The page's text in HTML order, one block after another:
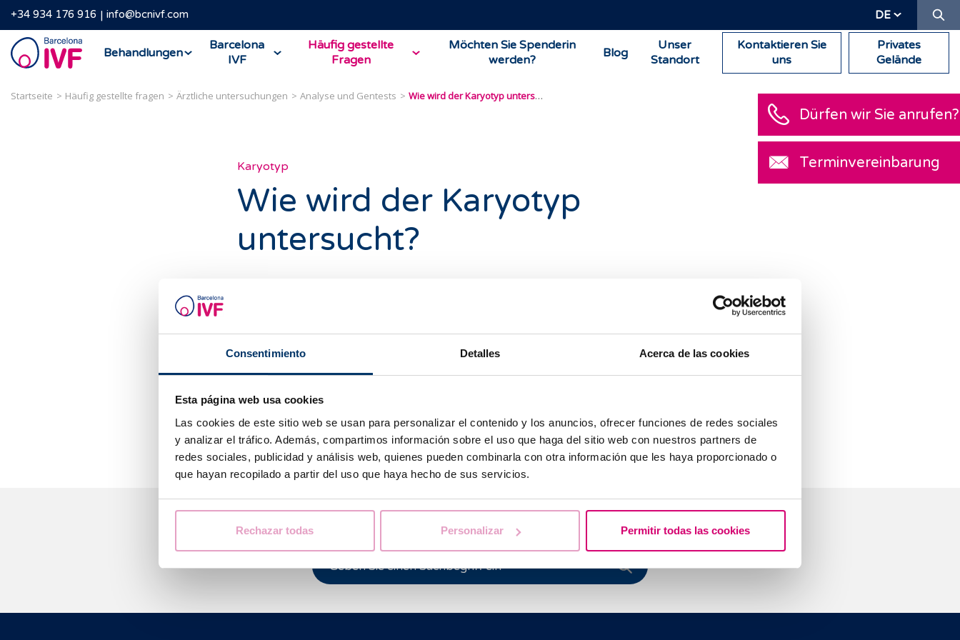
Consentimiento Detalles Acerca de las cookies
Esta página web usa cookies
Las cookies de este sitio web se usan para personalizar el contenido y los anuncios, ofrecer funciones de redes sociales
y analizar el tráfico. Además, compartimos información sobre el uso que haga del sitio web con nuestros partners de
redes sociales, publicidad y análisis web, quienes pueden combinarla con otra información que les haya proporcionado o
que hayan recopilado a partir del uso que haya hecho de sus servicios.
Rechazar todas Personalizar Permitir todas las cookies
+34 934 176 916 info@bcnivf.com DE
Barcelona
IVF
Behandlungen
Barcelona
IVF
Häufig gestellte
Fragen
Möchten Sie Spenderin
werden?
Blog
Unser
Standort
Kontaktieren Sie
uns
Privates
Gelände
Startseite Häufig gestellte fragen Ärztliche untersuchungen Analyse und Gentests Wie wird der Karyotyp untersucht?
Karyotyp
Wie wird der Karyotyp
untersucht?
gelassen. Anschließend werden der neuen Probe Zellen entnommen und angefärbt.
Chromosomen in der Zellprobe zu untersuchen. Die gefärbte Probe wird fotografiert, um
die Anordnung der Chromosomen zu zeigen, was als Karyotypisierung bezeichnet wird.
Wir beantworten Ihre Fragen
Dürfen wir Sie anrufen?
Terminvereinbarung